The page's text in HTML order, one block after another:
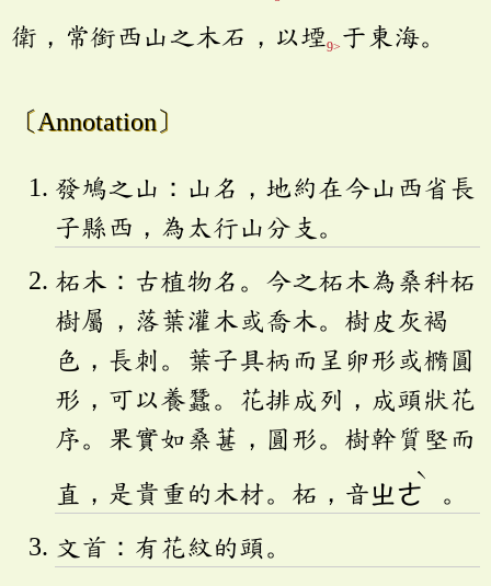
衛，常銜西山之木石，以堙9> 于東海。
〔Annotation〕
發鳩之山：山名，地約在今山西省長
子縣西，為太行山分支。
柘木：古植物名。今之柘木為桑科柘
樹屬，落葉灌木或喬木。樹皮灰褐
色，長刺。葉子具柄而呈卵形或橢圓
形，可以養蠶。花排成列，成頭狀花
序。果實如桑葚，圓形。樹幹質堅而
直，是貴重的木材。柘，音ㄓㄜ
ˋ
。
文首：有花紋的頭。